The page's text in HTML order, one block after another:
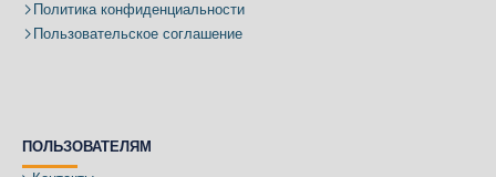
Политика конфиденциальности
Пользовательское соглашение
ПОЛЬЗОВАТЕЛЯМ